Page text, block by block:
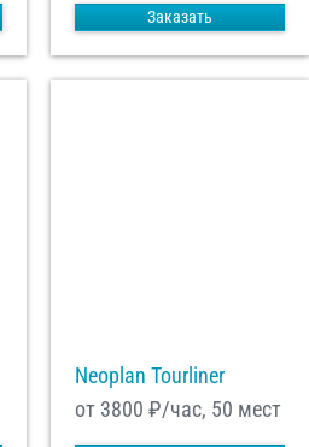
Заказать
Neoplan Tourliner
от 3800 ₽/час, 50 мест